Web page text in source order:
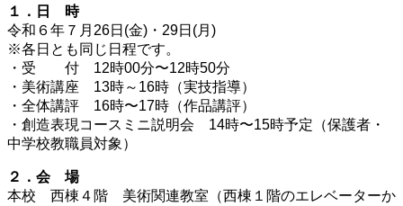
１．日 時
令和６年７月26日(金)・29日(月)
※各日とも同じ日程です。
・受 付 12時00分〜12時50分
・美術講座 13時～16時（実技指導）
・全体講評 16時〜17時（作品講評）
・創造表現コースミニ説明会 14時〜15時予定（保護者・
中学校教職員対象）
２．会 場
本校 西棟４階 美術関連教室（西棟１階のエレベーターか